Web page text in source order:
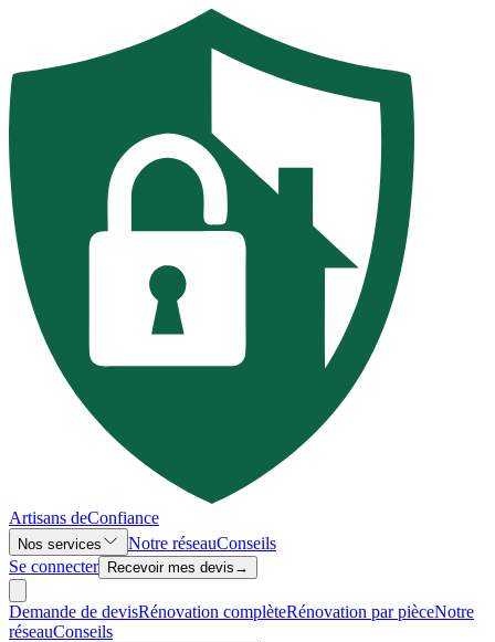
Artisans deConfiance
Nos services Notre réseauConseils
Se connecter
Recevoir mes devis →
Demande de devisRénovation complèteRénovation par pièceNotre
réseauConseils